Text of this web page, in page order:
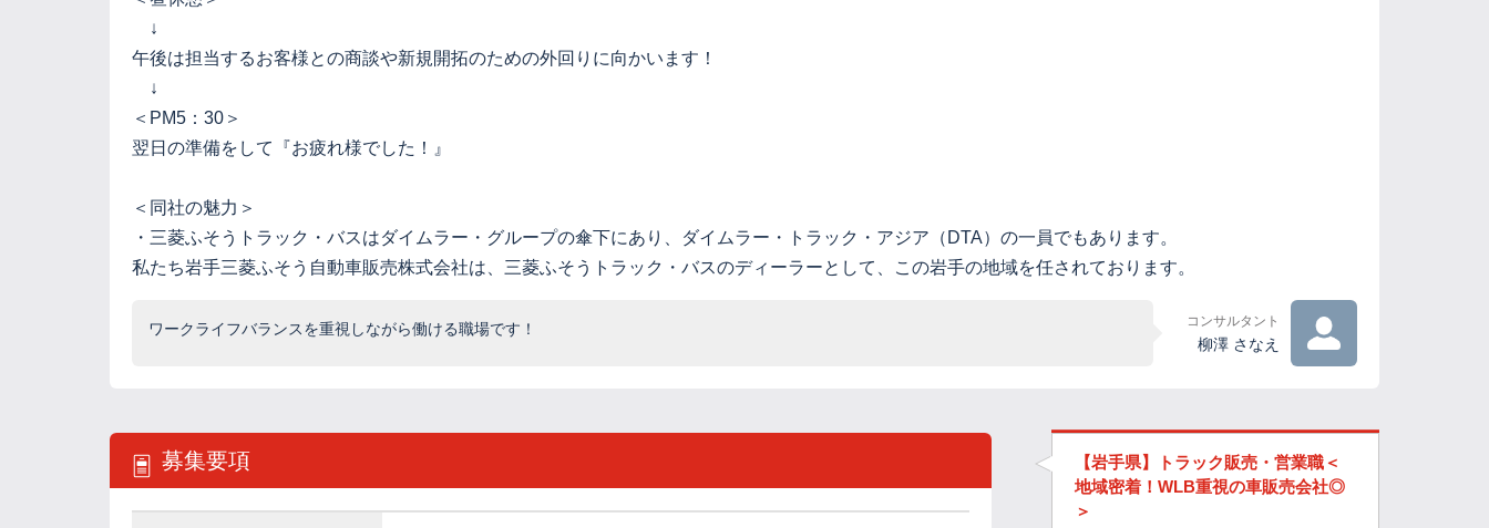
↓
午後は担当するお客様との商談や新規開拓のための外回りに向かいます！
↓
＜PM5：30＞
翌日の準備をして『お疲れ様でした！』
＜同社の魅力＞
・三菱ふそうトラック・バスはダイムラー・グループの傘下にあり、ダイムラー・トラック・アジア（DTA）の一員でもあります。
私たち岩手三菱ふそう自動車販売株式会社は、三菱ふそうトラック・バスのディーラーとして、この岩手の地域を任されております。
ワークライフバランスを重視しながら働ける職場です！ コンサルタント
柳澤 さなえ
募集要項
【岩手県】トラック販売・営業職＜
地域密着！WLB重視の車販売会社◎
＞